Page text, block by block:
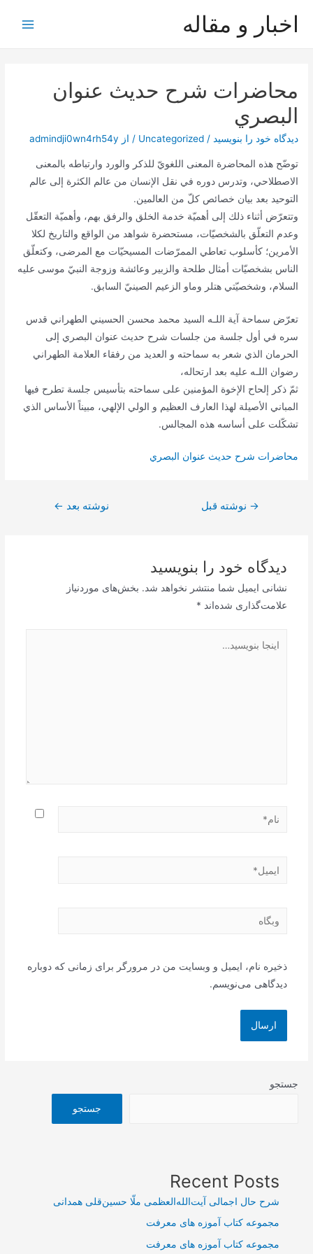
اخبار و مقاله
محاضرات شرح حديث عنوان
البصري
دیدگاه‌ خود را بنویسید /
Uncategorized / از admindji0wn4rh54y
توضّح هذه المحاضرة المعنى اللغويّ للذكر والورد وارتباطه بالمعنى
الاصطلاحي، وتدرس دوره في نقل الإنسان من عالم الكثرة إلى عالم
التوحيد بعد بيان خصائص كلّ من العالمين.
وتتعرّض أثناء ذلك إلى أهميّة خدمة الخلق والرفق بهم، وأهميّة التعقّل
وعدم التعلّق بالشخصيّات، مستحضرة شواهد من الواقع والتاريخ لكلا
الأمرين؛ كأسلوب تعاطي الممرّضات المسيحيّات مع المرضى، وكتعلّق
الناس بشخصيّات أمثال طلحة والزبير وعائشة وزوجة النبيّ موسى عليه
السلام، وشخصيّتي هتلر وماو الزعيم الصينيّ السابق.
تعرّض سماحة آية اللـه السيد محمد محسن الحسيني الطهراني قدس
سره في أول جلسة من جلسات شرح حديث عنوان البصري إلى
الحرمان الذي شعر به سماحته و العديد من رفقاء العلامة الطهراني
رضوان اللـه عليه بعد ارتحاله،
ثمّ ذكر إلحاح الإخوة المؤمنين على سماحته بتأسيس جلسة تطرح فيها
المباني الأصيلة لهذا العارف العظيم و الولي الإلهي، مبيناً الأساس الذي
تشكّلت على أساسه هذه المجالس.
محاضرات شرح حديث عنوان البصري
راهبری→ نوشته قبل نوشته بعد ←
دیدگاه‌ خود را بنویسید
نشانی ایمیل شما منتشر نخواهد شد. بخش‌های موردنیاز
علامت‌گذاری شده‌اند *
بنویسید…
نام*
ایمیل*
وبگاه
ذخیره نام، ایمیل و وبسایت من در مرورگر برای زمانی که دوباره
دیدگاهی می‌نویسم.
جستجو
جستجو
Recent Posts
شرح حال اجمالی آیت‌الله‌العظمی ملّا حسین‌قلی همدانی
مجموعه کتاب آموزه های معرفت
مجموعه کتاب آموزه های معرفت